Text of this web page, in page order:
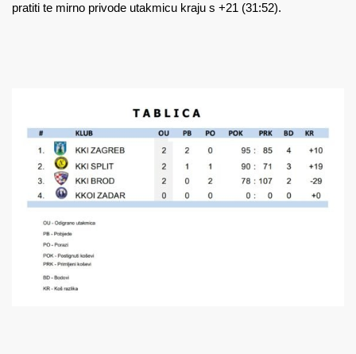
pratiti te mirno privode utakmicu kraju s +21 (31:52).